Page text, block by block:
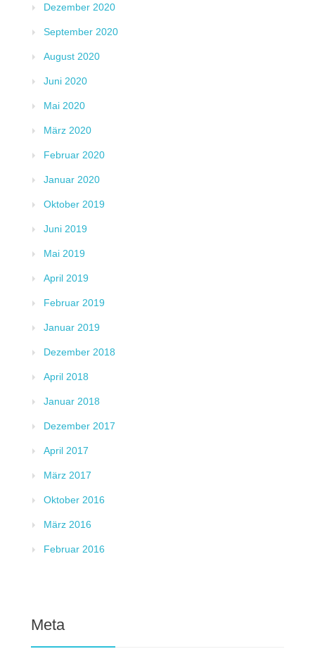
Dezember 2020
September 2020
August 2020
Juni 2020
Mai 2020
März 2020
Februar 2020
Januar 2020
Oktober 2019
Juni 2019
Mai 2019
April 2019
Februar 2019
Januar 2019
Dezember 2018
April 2018
Januar 2018
Dezember 2017
April 2017
März 2017
Oktober 2016
März 2016
Februar 2016
Meta